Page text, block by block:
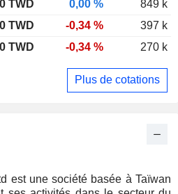
est une société basée à Taïwan
TWD 0,00 %
849 k
TWD -0,34 %
397 k
TWD -0,34 % 270 k
Plus de cotations